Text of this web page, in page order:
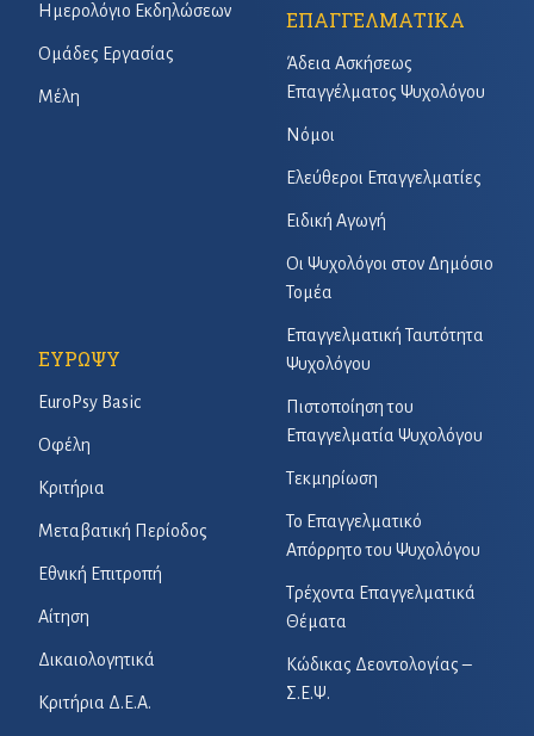
Ημερολόγιο Εκδηλώσεων
Ομάδες Εργασίας
Μέλη
ΕΠΑΓΓΕΛΜΑΤΙΚΑ
Άδεια Ασκήσεως
Επαγγέλματος Ψυχολόγου
Νόμοι
Ελεύθεροι Επαγγελματίες
Ειδική Αγωγή
Οι Ψυχολόγοι στον Δημόσιο
Τομέα
Επαγγελματική Ταυτότητα
Ψυχολόγου
Πιστοποίηση του
Επαγγελματία Ψυχολόγου
Τεκμηρίωση
Το Επαγγελματικό
Απόρρητο του Ψυχολόγου
Τρέχοντα Επαγγελματικά
Θέματα
Κώδικας Δεοντολογίας –
Σ.Ε.Ψ.
ΕΥΡΩΨΥ
EuroPsy Basic
Οφέλη
Κριτήρια
Μεταβατική Περίοδος
Εθνική Επιτροπή
Αίτηση
Δικαιολογητικά
Κριτήρια Δ.Ε.Α.